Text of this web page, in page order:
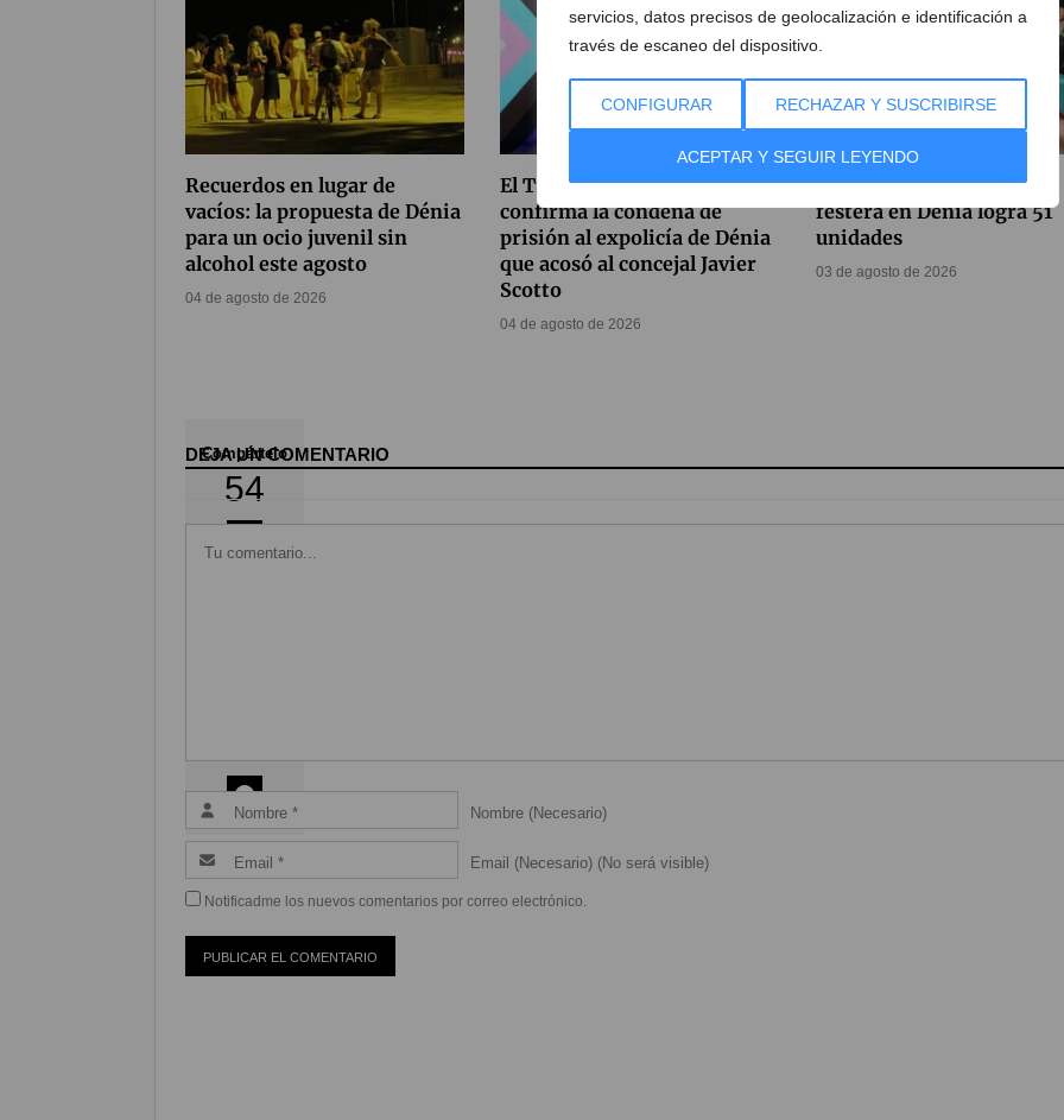
servicios, datos precisos de geolocalización e identificación a
través de escaneo del dispositivo.
CONFIGURAR RECHAZAR Y SUSCRIBIRSE
ACEPTAR Y SEGUIR LEYENDO
Compártelo
54
Recuerdos en lugar de
vacíos: la propuesta de Dénia
para un ocio juvenil sin
alcohol este agosto
04 de agosto de 2026
El Tribunal Supremo
confirma la condena de
prisión al expolicía de Dénia
que acosó al concejal Javier
Scotto
04 de agosto de 2026
La donación de sangre
festera en Dénia logra 51
unidades
03 de agosto de 2026
DEJA UN COMENTARIO
Nombre (Necesario)
Email (Necesario) (No será visible)
Notificadme los nuevos comentarios por correo electrónico.